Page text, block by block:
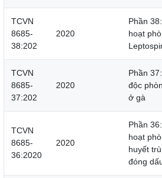
TCVN
8685-
38:202
2020
Phần
hoạt
TCVN
8685-
37:202
2020
Phần
độc
ở gà
TCVN
8685-
36:2020
2020
Phần
hoạt
huyết
đóng